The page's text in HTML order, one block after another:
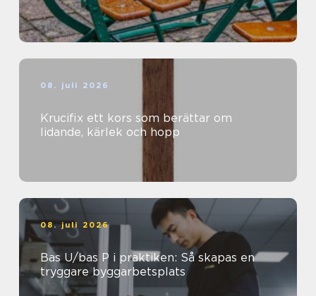
08. juli 2026
Krucifix ett kors som berättar om
lidande, kärlek och hopp
08. juli 2026
Bas U/bas P i praktiken: Så skapas en
tryggare byggarbetsplats